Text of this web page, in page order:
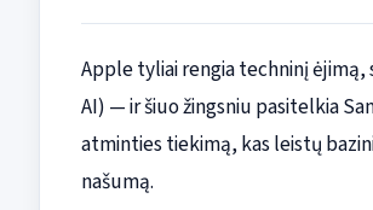
Apple tyliai rengia techninį
AI) — ir šiuo žingsniu pasitelkia
atminties tiekimą, kas leistų
našumą.